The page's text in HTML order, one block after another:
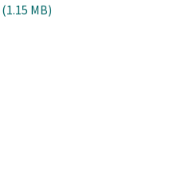
(1.15 MB)